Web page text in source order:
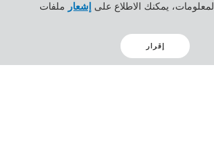
يمكنك الاطلاع على إشعار ملفات
إقرار